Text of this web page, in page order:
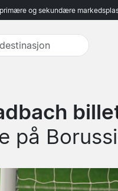
og sekundære
på